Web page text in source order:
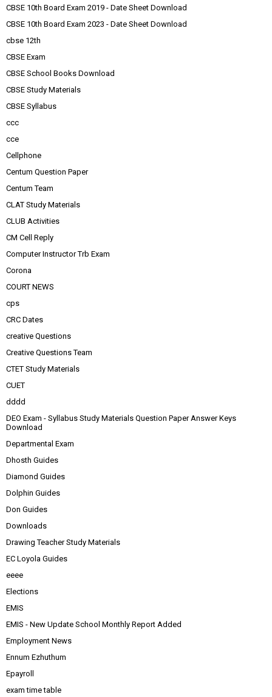
CBSE 10th Board Exam 2019 - Date Sheet Download
CBSE 10th Board Exam 2023 - Date Sheet Download
cbse 12th
CBSE Exam
CBSE School Books Download
CBSE Study Materials
CBSE Syllabus
ccc
cce
Cellphone
Centum Question Paper
Centum Team
CLAT Study Materials
CLUB Activities
CM Cell Reply
Computer Instructor Trb Exam
Corona
COURT NEWS
cps
CRC Dates
creative Questions
Creative Questions Team
CTET Study Materials
CUET
dddd
DEO Exam - Syllabus Study Materials Question Paper Answer Keys
Download
Departmental Exam
Dhosth Guides
Diamond Guides
Dolphin Guides
Don Guides
Downloads
Drawing Teacher Study Materials
EC Loyola Guides
eeee
Elections
EMIS
EMIS - New Update School Monthly Report Added
Employment News
Ennum Ezhuthum
Epayroll
exam time table